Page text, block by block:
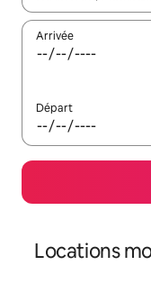
Arrivée
Départ
Locations